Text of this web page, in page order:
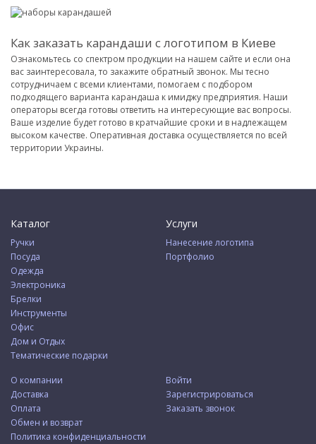
Как заказать карандаши с логотипом в Киеве
Ознакомьтесь со спектром продукции на нашем сайте и если она
вас заинтересовала, то закажите обратный звонок. Мы тесно
сотрудничаем с всеми клиентами, помогаем с подбором
подходящего варианта карандаша к имиджу предприятия. Наши
операторы всегда готовы ответить на интересующие вас вопросы.
Ваше изделие будет готово в кратчайшие сроки и в надлежащем
высоком качестве. Оперативная доставка осуществляется по всей
территории Украины.
Каталог
Ручки
Посуда
Одежда
Электроника
Брелки
Инструменты
Офис
Дом и Отдых
Тематические подарки
Услуги
Нанесение логотипа
Портфолио
О компании
Доставка
Оплата
Обмен и возврат
Политика конфиденциальности
Войти
Зарегистрироваться
Заказать звонок